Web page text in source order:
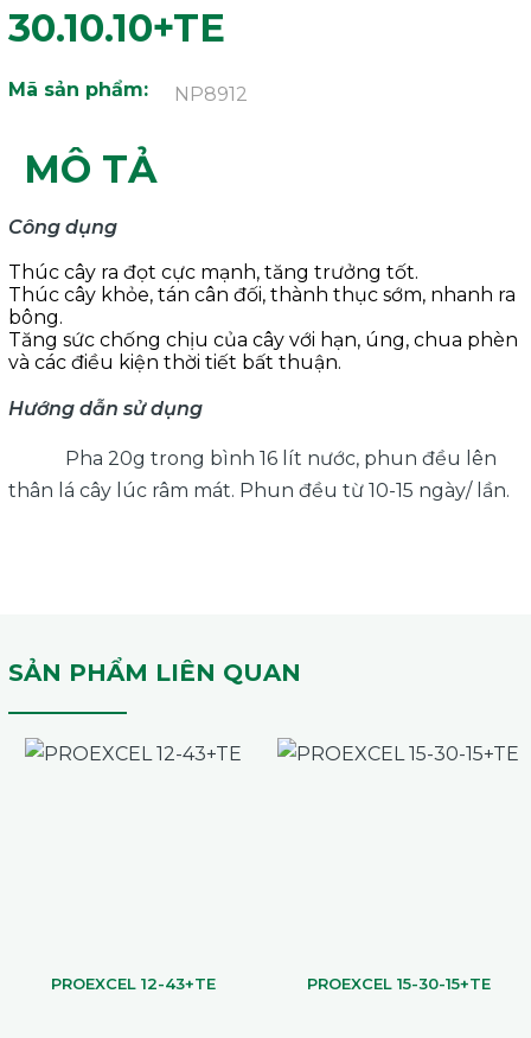
30.10.10+TE
Mã sản phẩm: NP8912
MÔ TẢ
Công dụng
Thúc cây ra đọt cực mạnh, tăng trưởng tốt.
Thúc cây khỏe, tán cân đối, thành thục sớm, nhanh ra
bông.
Tăng sức chống chịu của cây với hạn, úng, chua phèn
và các điều kiện thời tiết bất thuận.
Hướng dẫn sử dụng
Pha 20g trong bình 16 lít nước, phun đều lên
thân lá cây lúc râm mát. Phun đều từ 10-15 ngày/ lần.
SẢN PHẨM LIÊN QUAN
PROEXCEL 12-43+TE PROEXCEL 15-30-15+TE